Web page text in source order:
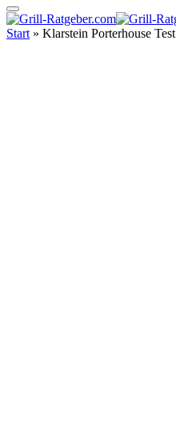
Start » Klarstein Porterhouse Test